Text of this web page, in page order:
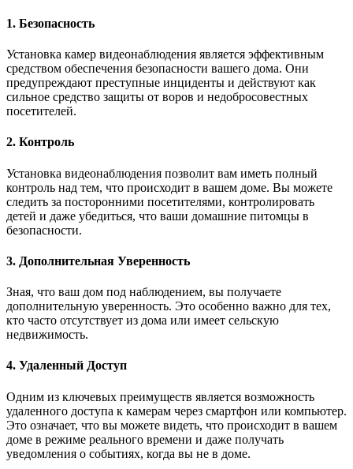
1. Безопасность
Установка камер видеонаблюдения является эффективным
средством обеспечения безопасности вашего дома. Они
предупреждают преступные инциденты и действуют как
сильное средство защиты от воров и недобросовестных
посетителей.
2. Контроль
Установка видеонаблюдения позволит вам иметь полный
контроль над тем, что происходит в вашем доме. Вы можете
следить за посторонними посетителями, контролировать
детей и даже убедиться, что ваши домашние питомцы в
безопасности.
3. Дополнительная Уверенность
Зная, что ваш дом под наблюдением, вы получаете
дополнительную уверенность. Это особенно важно для тех,
кто часто отсутствует из дома или имеет сельскую
недвижимость.
4. Удаленный Доступ
Одним из ключевых преимуществ является возможность
удаленного доступа к камерам через смартфон или компьютер.
Это означает, что вы можете видеть, что происходит в вашем
доме в режиме реального времени и даже получать
уведомления о событиях, когда вы не в доме.